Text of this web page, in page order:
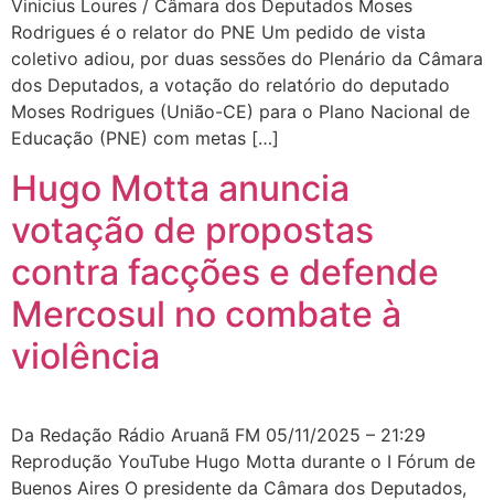
Vinicius Loures / Câmara dos Deputados Moses
Rodrigues é o relator do PNE Um pedido de vista
coletivo adiou, por duas sessões do Plenário da Câmara
dos Deputados, a votação do relatório do deputado
Moses Rodrigues (União-CE) para o Plano Nacional de
Educação (PNE) com metas […]
Hugo Motta anuncia
votação de propostas
contra facções e defende
Mercosul no combate à
violência
Da Redação Rádio Aruanã FM 05/11/2025 – 21:29
Reprodução YouTube Hugo Motta durante o I Fórum de
Buenos Aires O presidente da Câmara dos Deputados,